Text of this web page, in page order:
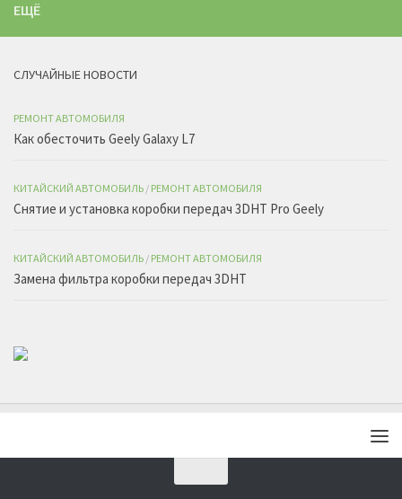
ЕЩЁ
СЛУЧАЙНЫЕ НОВОСТИ
РЕМОНТ АВТОМОБИЛЯ
Как обесточить Geely Galaxy L7
КИТАЙСКИЙ АВТОМОБИЛЬ / РЕМОНТ АВТОМОБИЛЯ
Снятие и установка коробки передач 3DHT Pro Geely
КИТАЙСКИЙ АВТОМОБИЛЬ / РЕМОНТ АВТОМОБИЛЯ
Замена фильтра коробки передач 3DHT